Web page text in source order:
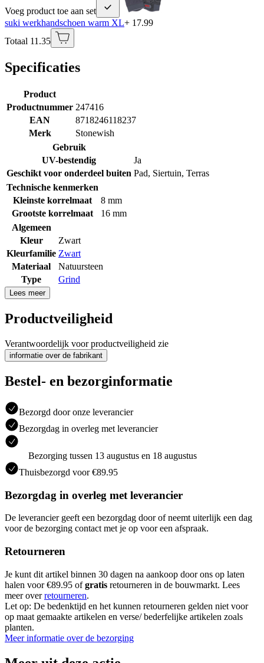
Voeg product toe aan set
suki werkhandschoen warm XL+ 17.99
Totaal 11.35
Specificaties
Product
Productnummer 247416
EAN
8718246118237
Merk
Stonewish
Gebruik
UV-bestendig
Ja
Geschikt voor onderdeel buiten Pad, Siertuin, Terras
Technische kenmerken
Kleinste korrelmaat
8 mm
Grootste korrelmaat
16 mm
Algemeen
Kleur
Zwart
Kleurfamilie Zwart
Materiaal
Natuursteen
Type
Grind
Lees meer
Productveiligheid
Verantwoordelijk voor productveiligheid zie
informatie over de fabrikant
Bestel- en bezorginformatie
Bezorgd door onze leverancier
Bezorgdag in overleg met leverancier
Bezorging tussen 13 augustus en 18 augustus
Thuisbezorgd voor €89.95
Bezorgdag in overleg met leverancier
De leverancier geeft een bezorgdag door of neemt uiterlijk een dag
voor de bezorging contact met je op voor een afspraak.
Retourneren
Je kunt dit artikel binnen 30 dagen na aankoop door ons op laten
halen voor €89.95 ofgratis retourneren in de bouwmarkt. Lees
meer overretourneren.
Let op: De bedenktijd en het kunnen retourneren gelden niet voor
op maat gemaakte artikelen en verse/ bederfelijke artikelen zoals
planten.
Meer informatie over de bezorging